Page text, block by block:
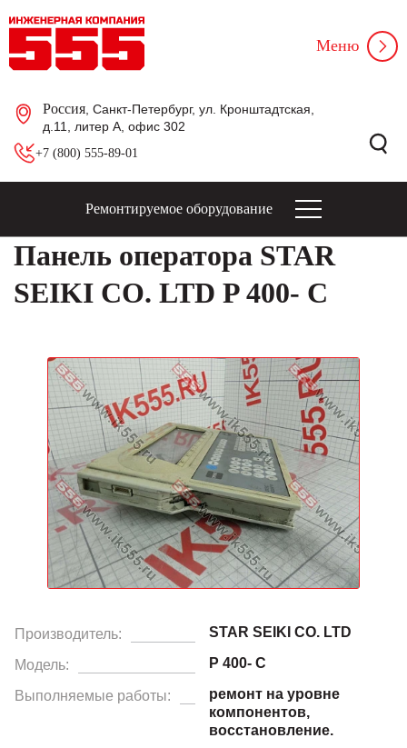
Россия , Санкт-Петербург, ул. Кронштадтская,
д.11, литер А, офис 302
+7 (800) 555-89-01
Меню
Ремонтируемое оборудование
Панель оператора STAR
SEIKI CO. LTD P 400- C
Производитель: STAR SEIKI CO. LTD
Модель: P 400- C
Выполняемые работы:
ремонт на уровне
компонентов,
восстановление.